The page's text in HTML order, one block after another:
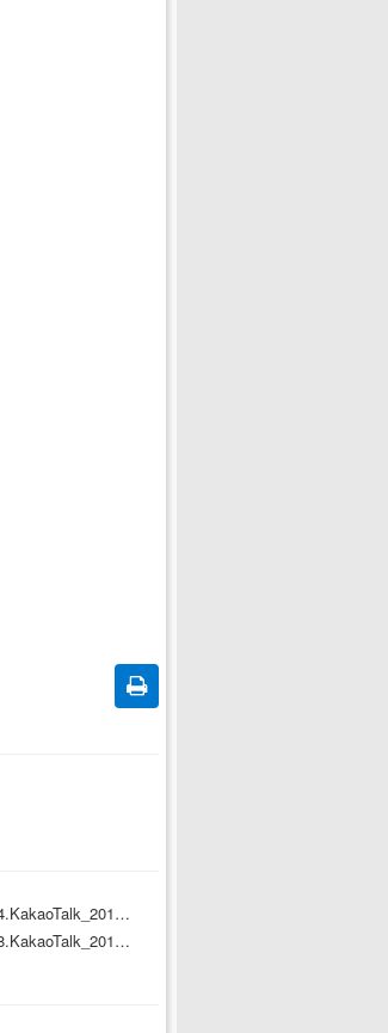
# 첨부 4.KakaoTalk_20190917_182410400.jpg
# 첨부 8.KakaoTalk_20190917_204830664_06.jpg